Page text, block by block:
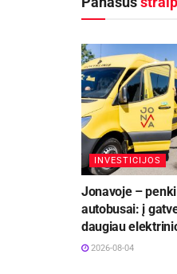
INVESTICIJOS
Jonavoje –
autobusai: į
daugiau
2026-08-04